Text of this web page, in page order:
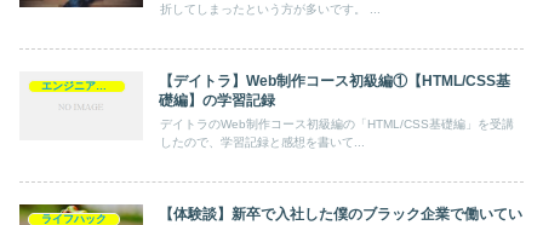
折してしまったという方が多いです。 ...
【デイトラ】Web制作コース初級編①【HTML/CSS基
礎編】の学習記録
デイトラのWeb制作コース初級編の「HTML/CSS基礎編」を受講
したので、学習記録と感想を書いて...
ライフハック
【体験談】新卒で入社した僕のブラック企業で働いてい